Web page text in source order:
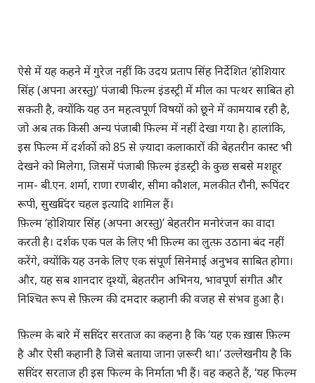
ऐसे में यह कहने में गुरेज नहीं कि उदय प्रताप सिंह निर्देशित ‘होशियार
सिंह (अपना अरस्तु)’ पंजाबी फिल्म इंडस्ट्री में मील का पत्थर साबित हो
सकती है, क्योंकि यह उन महत्वपूर्ण विषयों को छूने में कामयाब रही है,
जो अब तक किसी अन्य पंजाबी फिल्म में नहीं देखा गया है। हालांकि,
इस फिल्म में दर्शकों को 85 से ज़्यादा कलाकारों की बेहतरीन कास्ट भी
देखने को मिलेगा, जिसमें पंजाबी फ़िल्म इंडस्ट्री के कुछ सबसे मशहूर
नाम- बी.एन. शर्मा, राणा रणबीर, सीमा कौशल, मलकीत रौनी, रूपिंदर
रूपी, सुखविंदर चहल इत्यादि शामिल हैं।
फ़िल्म ‘होशियार सिंह (अपना अरस्तु)’ बेहतरीन मनोरंजन का वादा
करती है। दर्शक एक पल के लिए भी फ़िल्म का लुत्फ़ उठाना बंद नहीं
करेंगे, क्योंकि यह उनके लिए एक संपूर्ण सिनेमाई अनुभव साबित होगा।
और, यह सब शानदार दृश्यों, बेहतरीन अभिनय, भावपूर्ण संगीत और
निश्चित रूप से फ़िल्म की दमदार कहानी की वजह से संभव हुआ है।
फ़िल्म के बारे में सतिंदर सरताज का कहना है कि ‘यह एक ख़ास फ़िल्म
है और ऐसी कहानी है जिसे बताया जाना ज़रूरी था।’ उल्लेखनीय है कि
सतिंदर सरताज ही इस फिल्म के निर्माता भी हैं। वह कहते हैं, ‘यह फिल्म